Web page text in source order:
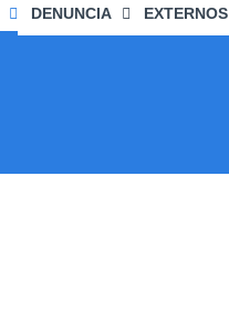
DENUNCIA EXTERNOS